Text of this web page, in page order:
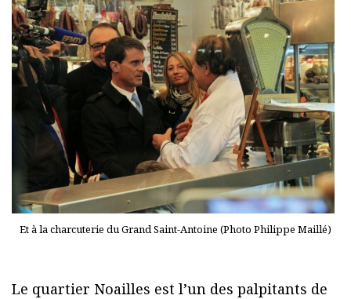
Et à la charcuterie du Grand Saint-Antoine (Photo Philippe Maillé)
Le quartier Noailles est l’un des palpitants de